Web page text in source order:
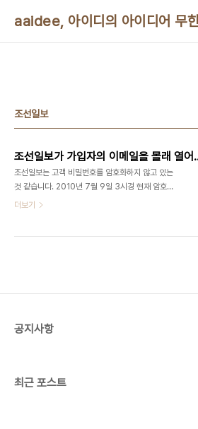
aaidee, 아이디의 아이디어 무
조선일보
조선일보가 가
조선일보는 고객 비밀번호를 암호화하지 않고 있는
것 같습니다. 2010년 7월 9일 3시경 현재 암호찾
기 기능으로 암호를 찾으면 원문이 그대로 나타납니
다른 언론사도 그런 경우 있다면 사례를 모아봅시다.
더보기
공지사항
최근 포스트